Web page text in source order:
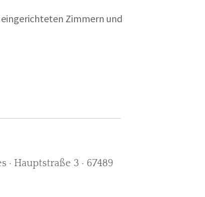
Zimmern und
Hauptstraße 3 · 67489